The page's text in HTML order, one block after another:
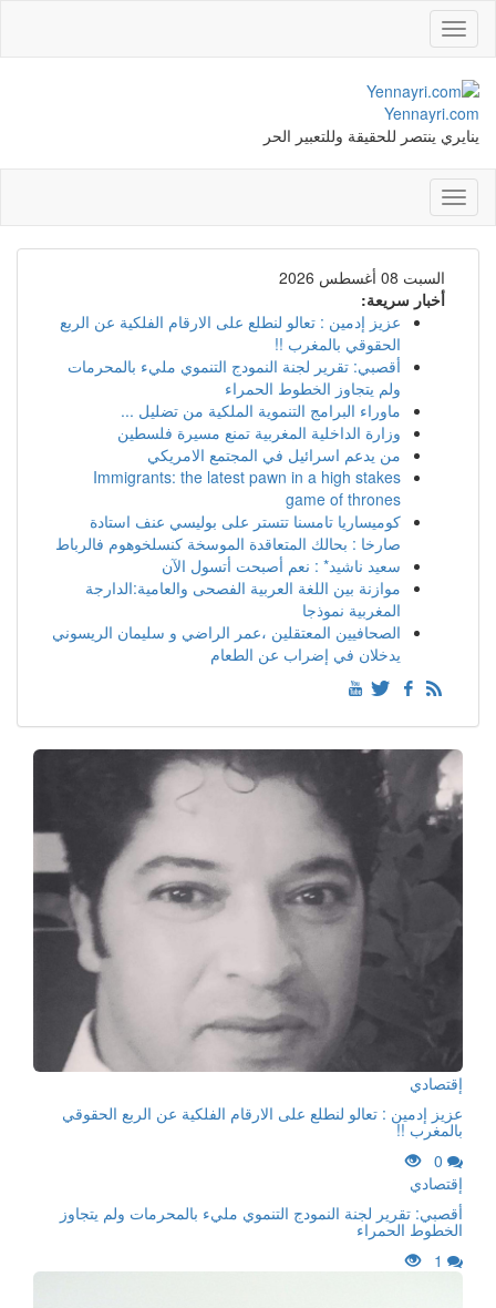
Toggle
navigation
Yennayri.com
ينايري ينتصر للحقيقة وللتعبير الحر
Toggle
navigation
السبت 08 أغسطس 2026
أخبار سريعة:
عزيز إدمين : تعالو لنطلع على الارقام الفلكية عن الربع
الحقوقي بالمغرب !!
أقصبي: تقرير لجنة النمودج التنموي مليء بالمحرمات
ولم يتجاوز الخطوط الحمراء
ماوراء البرامج التنموية الملكية من تضليل ...
وزارة الداخلية المغربية تمنع مسيرة فلسطين
من يدعم اسرائيل في المجتمع الامريكي
Immigrants: the latest pawn in a high stakes
game of thrones
كوميساريا تامسنا تتستر على بوليسي عنف استادة
صارخا : بحالك المتعاقدة الموسخة كنسلخوهوم فالرباط
سعيد ناشيد* : نعم أصبحت أتسول الآن
موازنة بين اللغة العربية الفصحى والعامية:الدارجة
المغربية نموذجا
الصحافيين المعتقلين ،عمر الراضي و سليمان الريسوني
يدخلان في إضراب عن الطعام
إقتصادي
عزيز إدمين : تعالو لنطلع على الارقام الفلكية عن الربع الحقوقي
بالمغرب !!
0
إقتصادي
أقصبي: تقرير لجنة النمودج التنموي مليء بالمحرمات ولم يتجاوز
الخطوط الحمراء
1